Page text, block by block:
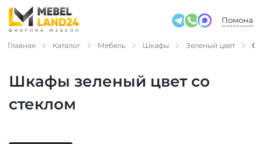
Помона
Главная Каталог Мебель Шкафы Зеленый цвет
Шкафы зеленый цвет со
стеклом